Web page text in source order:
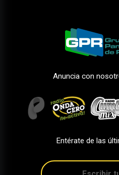
Anuncia con
Entérate de las